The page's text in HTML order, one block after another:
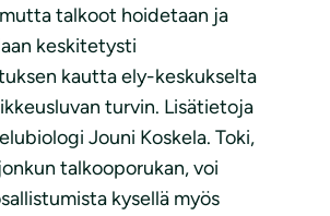
talkoot hoidetaan ja
keskitetysti
kautta ely-keskukselta
turvin. Lisätietoja
Jouni Koskela. Toki,
talkooporukan, voi
kysellä myös